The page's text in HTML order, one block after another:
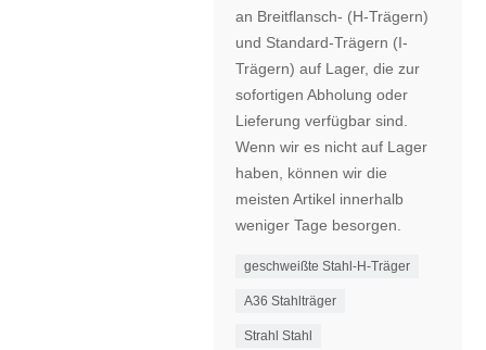
an Breitflansch- (H-Trägern)
und Standard-Trägern (I-
Trägern) auf Lager, die zur
sofortigen Abholung oder
Lieferung verfügbar sind.
Wenn wir es nicht auf Lager
haben, können wir die
meisten Artikel innerhalb
weniger Tage besorgen.
geschweißte Stahl-H-Träger
A36 Stahlträger
Strahl Stahl